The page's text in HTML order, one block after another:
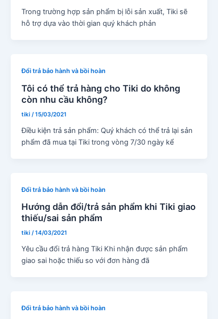
Trong trường hợp sản phẩm bị lỗi sản xuất, Tiki sẽ
hỗ trợ dựa vào thời gian quý khách phản
Đổi trả bảo hành và bồi hoàn
Tôi có thể trả hàng cho Tiki do không
còn nhu cầu không?
tiki/15/03/2021
Điều kiện trả sản phẩm: Quý khách có thể trả lại sản
phẩm đã mua tại Tiki trong vòng 7/30 ngày kể
Đổi trả bảo hành và bồi hoàn
Hướng dẫn đổi/trả sản phẩm khi Tiki giao
thiếu/sai sản phẩm
tiki/14/03/2021
Yêu cầu đổi trả hàng Tiki Khi nhận được sản phẩm
giao sai hoặc thiếu so với đơn hàng đã
Đổi trả bảo hành và bồi hoàn